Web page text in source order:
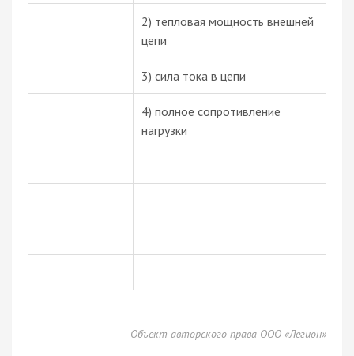
2) тепловая мощность внешней
цепи
3) сила тока в цепи
4) полное сопротивление
нагрузки
Объект авторского права ООО «Легион»